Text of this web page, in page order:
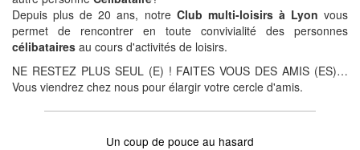
Depuis plus de 20 ans, notre Club multi-loisirs à Lyon vous
permet de rencontrer en toute convivialité des personnes
célibataires au cours d'activités de loisirs.
NE RESTEZ PLUS SEUL (E) ! FAITES VOUS DES AMIS (ES)…
Vous viendrez chez nous pour élargir votre cercle d'amis.
Un coup de pouce au hasard